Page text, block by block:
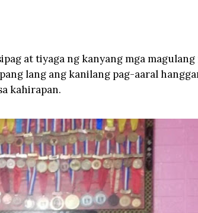
at tiyaga ng kanyang mga
lang ang kanilang pag-aaral
kahirapan.